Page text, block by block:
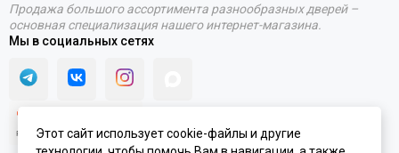
Продажа большого ассортимента разнообразных дверей –
основная специализация нашего интернет-магазина.
Мы в социальных сетях
Этот сайт использует cookie-файлы и другие